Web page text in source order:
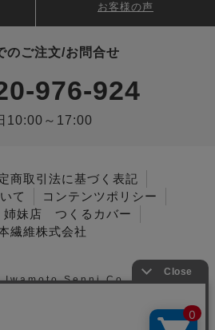
のご注文/お問合せ
976-924
10:00～17:00
お客様の声
商取引法に基づく表記
て
コンテンツポリシー
姉妹店 つくるカバー
繊維株式会社
Senni Co., Ltd. All